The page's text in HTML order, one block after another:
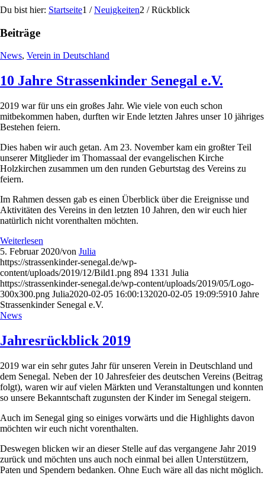
Du bist hier: Startseite1 / Neuigkeiten2 / Rückblick
Beiträge
News, Verein in Deutschland
10 Jahre Strassenkinder Senegal e.V.
2019 war für uns ein großes Jahr. Wie viele von euch schon
mitbekommen haben, durften wir Ende letzten Jahres unser 10 jähriges
Bestehen feiern.
Dies haben wir auch getan. Am 23. November kam ein großter Teil
unserer Mitglieder im Thomassaal der evangelischen Kirche
Holzkirchen zusammen um den runden Geburtstag des Vereins zu
feiern.
Im Rahmen dessen gab es einen Überblick über die Ereignisse und
Aktivitäten des Vereins in den letzten 10 Jahren, den wir euch hier
natürlich nicht vorenthalten möchten.
Weiterlesen
5. Februar 2020/von Julia
https://strassenkinder-senegal.de/wp-
content/uploads/2019/12/Bild1.png 894 1331 Julia
https://strassenkinder-senegal.de/wp-content/uploads/2019/05/Logo-
300x300.png Julia2020-02-05 16:00:132020-02-05 19:09:5910 Jahre
Strassenkinder Senegal e.V.
News
Jahresrückblick 2019
2019 war ein sehr gutes Jahr für unseren Verein in Deutschland und
dem Senegal. Neben der 10 Jahresfeier des deutschen Vereins (Beitrag
folgt), waren wir auf vielen Märkten und Veranstaltungen und konnten
so unsere Bekanntschaft zugunsten der Kinder im Senegal steigern.
Auch im Senegal ging so einiges vorwärts und die Highlights davon
möchten wir euch nicht vorenthalten.
Deswegen blicken wir an dieser Stelle auf das vergangene Jahr 2019
zurück und möchten uns auch noch einmal bei allen Unterstützern,
Paten und Spendern bedanken. Ohne Euch wäre all das nicht möglich.